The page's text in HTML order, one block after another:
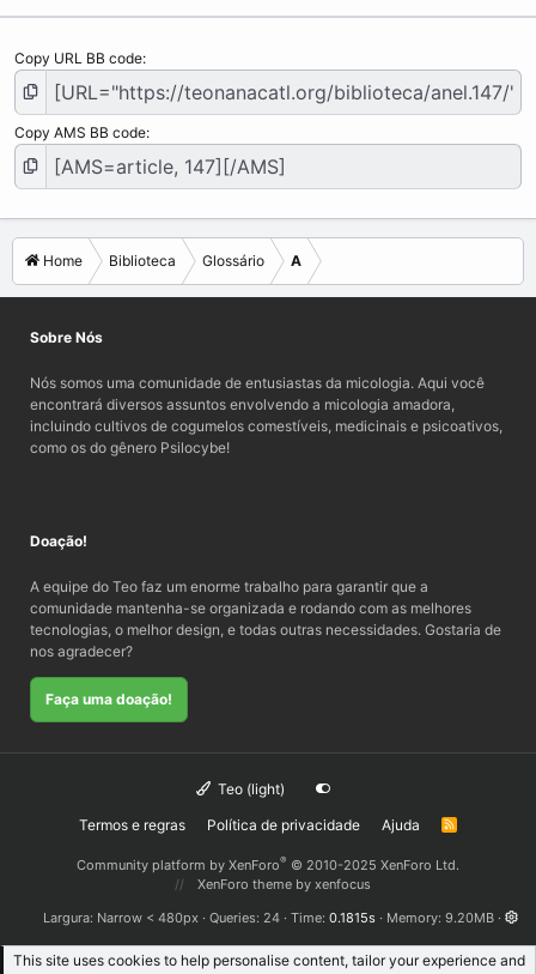
Copy URL BB code
Copy AMS BB code
Home Biblioteca Glossário A
Sobre Nós
Nós somos uma comunidade de entusiastas da micologia. Aqui você
encontrará diversos assuntos envolvendo a micologia amadora,
incluindo cultivos de cogumelos comestíveis, medicinais e psicoativos,
como os do gênero Psilocybe!
Doação!
A equipe do Teo faz um enorme trabalho para garantir que a
comunidade mantenha-se organizada e rodando com as melhores
tecnologias, o melhor design, e todas outras necessidades. Gostaria de
nos agradecer?
Faça uma doação!
Teo (light)
Termos e regras
Política de privacidade Ajuda
R
Community platform by XenForo® © 2010-2025 XenForo Ltd.
XenForo theme by xenfocus
Largura
Queries 24 Time 0.1815s Memory 9.20MB
This site uses cookies to help personalise content, tailor your experience and